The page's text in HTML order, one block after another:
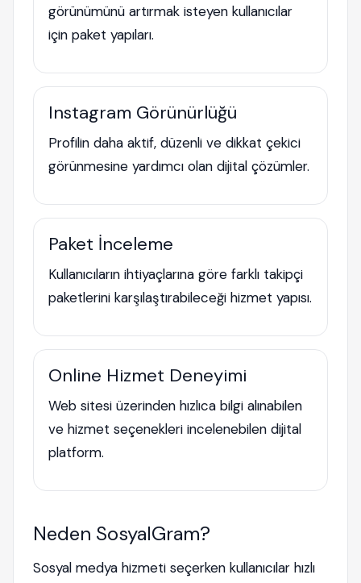
görünümünü artırmak isteyen kullanıcılar
için paket yapıları.
Instagram Görünürlüğü
Profilin daha aktif, düzenli ve dikkat çekici
görünmesine yardımcı olan dijital çözümler.
Paket İnceleme
Kullanıcıların ihtiyaçlarına göre farklı takipçi
paketlerini karşılaştırabileceği hizmet yapısı.
Online Hizmet Deneyimi
Web sitesi üzerinden hızlıca bilgi alınabilen
ve hizmet seçenekleri incelenebilen dijital
platform.
Neden SosyalGram?
Sosyal medya hizmeti seçerken kullanıcılar hızlı